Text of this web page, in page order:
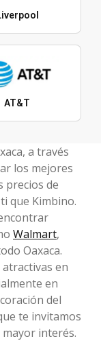
AT&T
a través
los mejores
precios de
que Kimbino.
Walmart,
Oaxaca.
en
en
del
te invitamos
interés.